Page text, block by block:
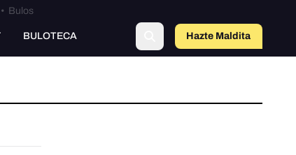
• Bulos
BULOTECA Hazte Maldita